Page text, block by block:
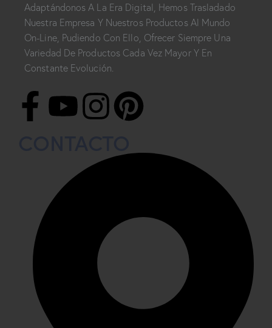
Adaptándonos A La Era Digital, Hemos Trasladado
Nuestra Empresa Y Nuestros Productos Al Mundo
On-Line, Pudiendo Con Ello, Ofrecer Siempre Una
Variedad De Productos Cada Vez Mayor Y En
Constante Evolución.